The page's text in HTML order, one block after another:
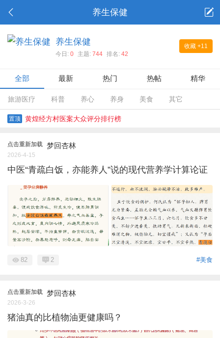
养生保健
收藏 +11
养生保健
今日: 0 主题: 744 排名: 42
全部 最新 热门 热帖 精华
旅游医疗 科普 养心 养身 美食 其它
置顶 黄煌经方村医案大众评分排行榜
点击重新加载 梦回杏林
2026-4-15
中医“青疏白饭，亦能养人”说的现代营养学计算论证
#美食
82 2
点击重新加载 梦回杏林
2026-3-26
猪油真的比植物油更健康吗？